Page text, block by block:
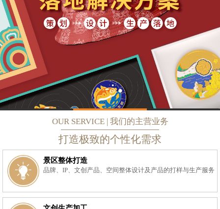
OUR SERVICE | 我们的主营业务
打造极致的个性化需求
景区整体打造
品牌、IP、文创产品、空间整体设计及产品的打样与生产服务